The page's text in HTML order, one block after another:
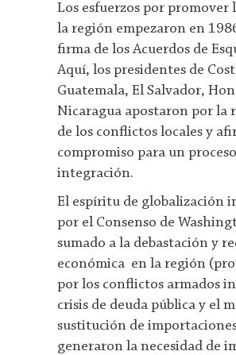
Los esfuerzos por promover
la región empezaron en
firma de los Acuerdos de
Aquí, los presidentes de
Guatemala, El Salvador,
Nicaragua apostaron por la
de los conflictos locales y
compromiso para un
integración.
El espíritu de globalización
por el Consenso de
sumado a la debastación y
económica en la región
por los conflictos armados
crisis de deuda pública y el
sustitución de
generaron la necesidad de